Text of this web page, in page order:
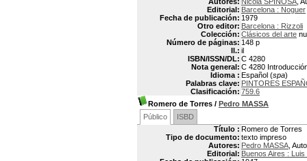
Editorial: Barcelona : Noguer
Fecha de publicación: 1979
Otro editor: Barcelona : Rizzoli
Colección: Clásicos del arte
Número de páginas: 148 p
Il.: il
ISBN/ISSN/DL: C 4280
Nota general: C 4280
Idioma : Español (spa)
Palabras clave: PINTORES
Clasificación: 759.6
Romero de Torres / Pedro MASSA
Público
ISBD
Título : Romero de Torres
Tipo de documento: texto impreso
Autores: Pedro MASSA ,
Editorial: Buenos Aires :